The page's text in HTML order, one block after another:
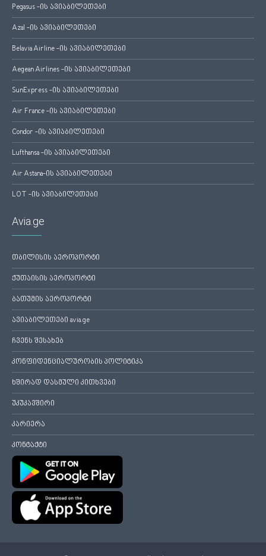
Pegasus -ის ავიაბილეთები
Azal -ის ავიაბილეთები
Belavia Airline -ის ავიაბილეთები
Aegean Airlines -ის ავიაბილეთები
SunExpress -ის ავიაბილეთები
Air France -ის ავიაბილეთები
Condor -ის ავიაბილეთები
Lufthansa -ის ავიაბილეთები
Air Astana-ის ავიაბილეთები
LOT -ის ავიაბილეთები
Avia.ge
თბილისის აეროპორტი
ქუთაისის აეროპორტი
ბათუმის აეროპორტი
ავიაბილეთები avia.ge
ჩვენს შესახებ
კონფიდენციალურობის პოლიტიკა
ხშირად დასმული კითხვები
უკუკავშირი
კარიერა
კონტაქტი